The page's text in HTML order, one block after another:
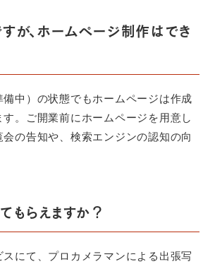
が、ホームページ制作はでき
備中）の状態でもホームページは作成
。ご開業前にホームページを用意し
の告知や、検索エンジンの認知の向
もらえますか？
にて、プロカメラマンによる出張写